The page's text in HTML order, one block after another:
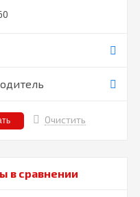
Очистить
в сравнении